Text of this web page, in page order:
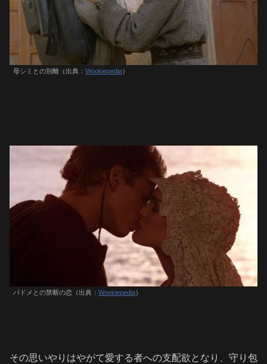
母シミとの別離（出典： Wookiepedia）
パドメとの禁断の恋（出典： Wookiepedia）
その思いやりはやがて愛する者への支配欲となり、守り包